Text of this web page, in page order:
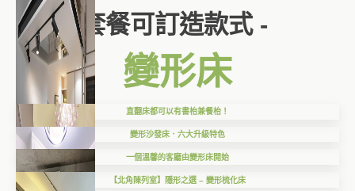
套餐可訂造款式 -
變形床
直翻床都可以有書枱兼餐枱！
變形沙發床．六大升級特色
一個溫馨的客廳由變形床開始
【北角陳列室】隱形之選 – 變形梳化床